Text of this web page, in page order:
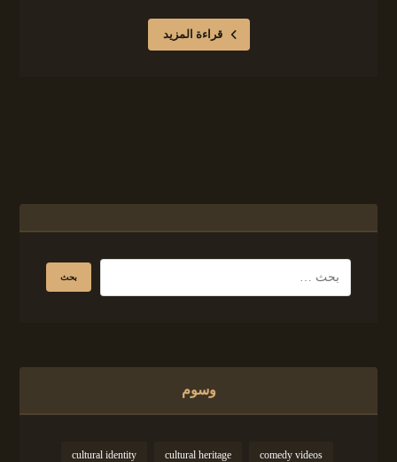
قراءة المزيد
وسوم
comedy videos
cultural heritage
cultural identity